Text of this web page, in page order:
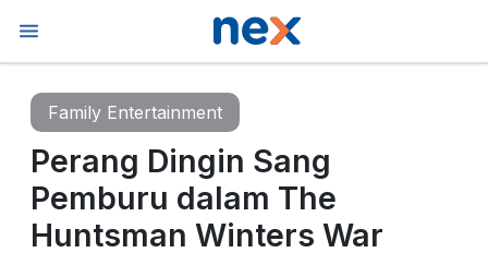
Family Entertainment
Perang Dingin Sang
Pemburu dalam The
Huntsman Winters War